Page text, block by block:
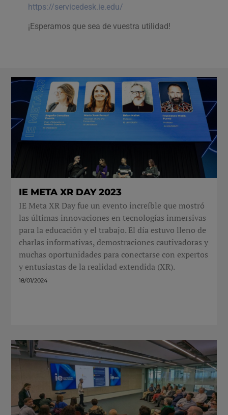
https://servicedesk.ie.edu/
¡Esperamos que sea de vuestra utilidad!
IE META XR DAY 2023
IE Meta XR Day fue un evento increíble que mostró
las últimas innovaciones en tecnologías inmersivas
para la educación y el trabajo. El día estuvo lleno de
charlas informativas, demostraciones cautivadoras y
muchas oportunidades para conectarse con expertos
y entusiastas de la realidad extendida (XR).
18/01/2024